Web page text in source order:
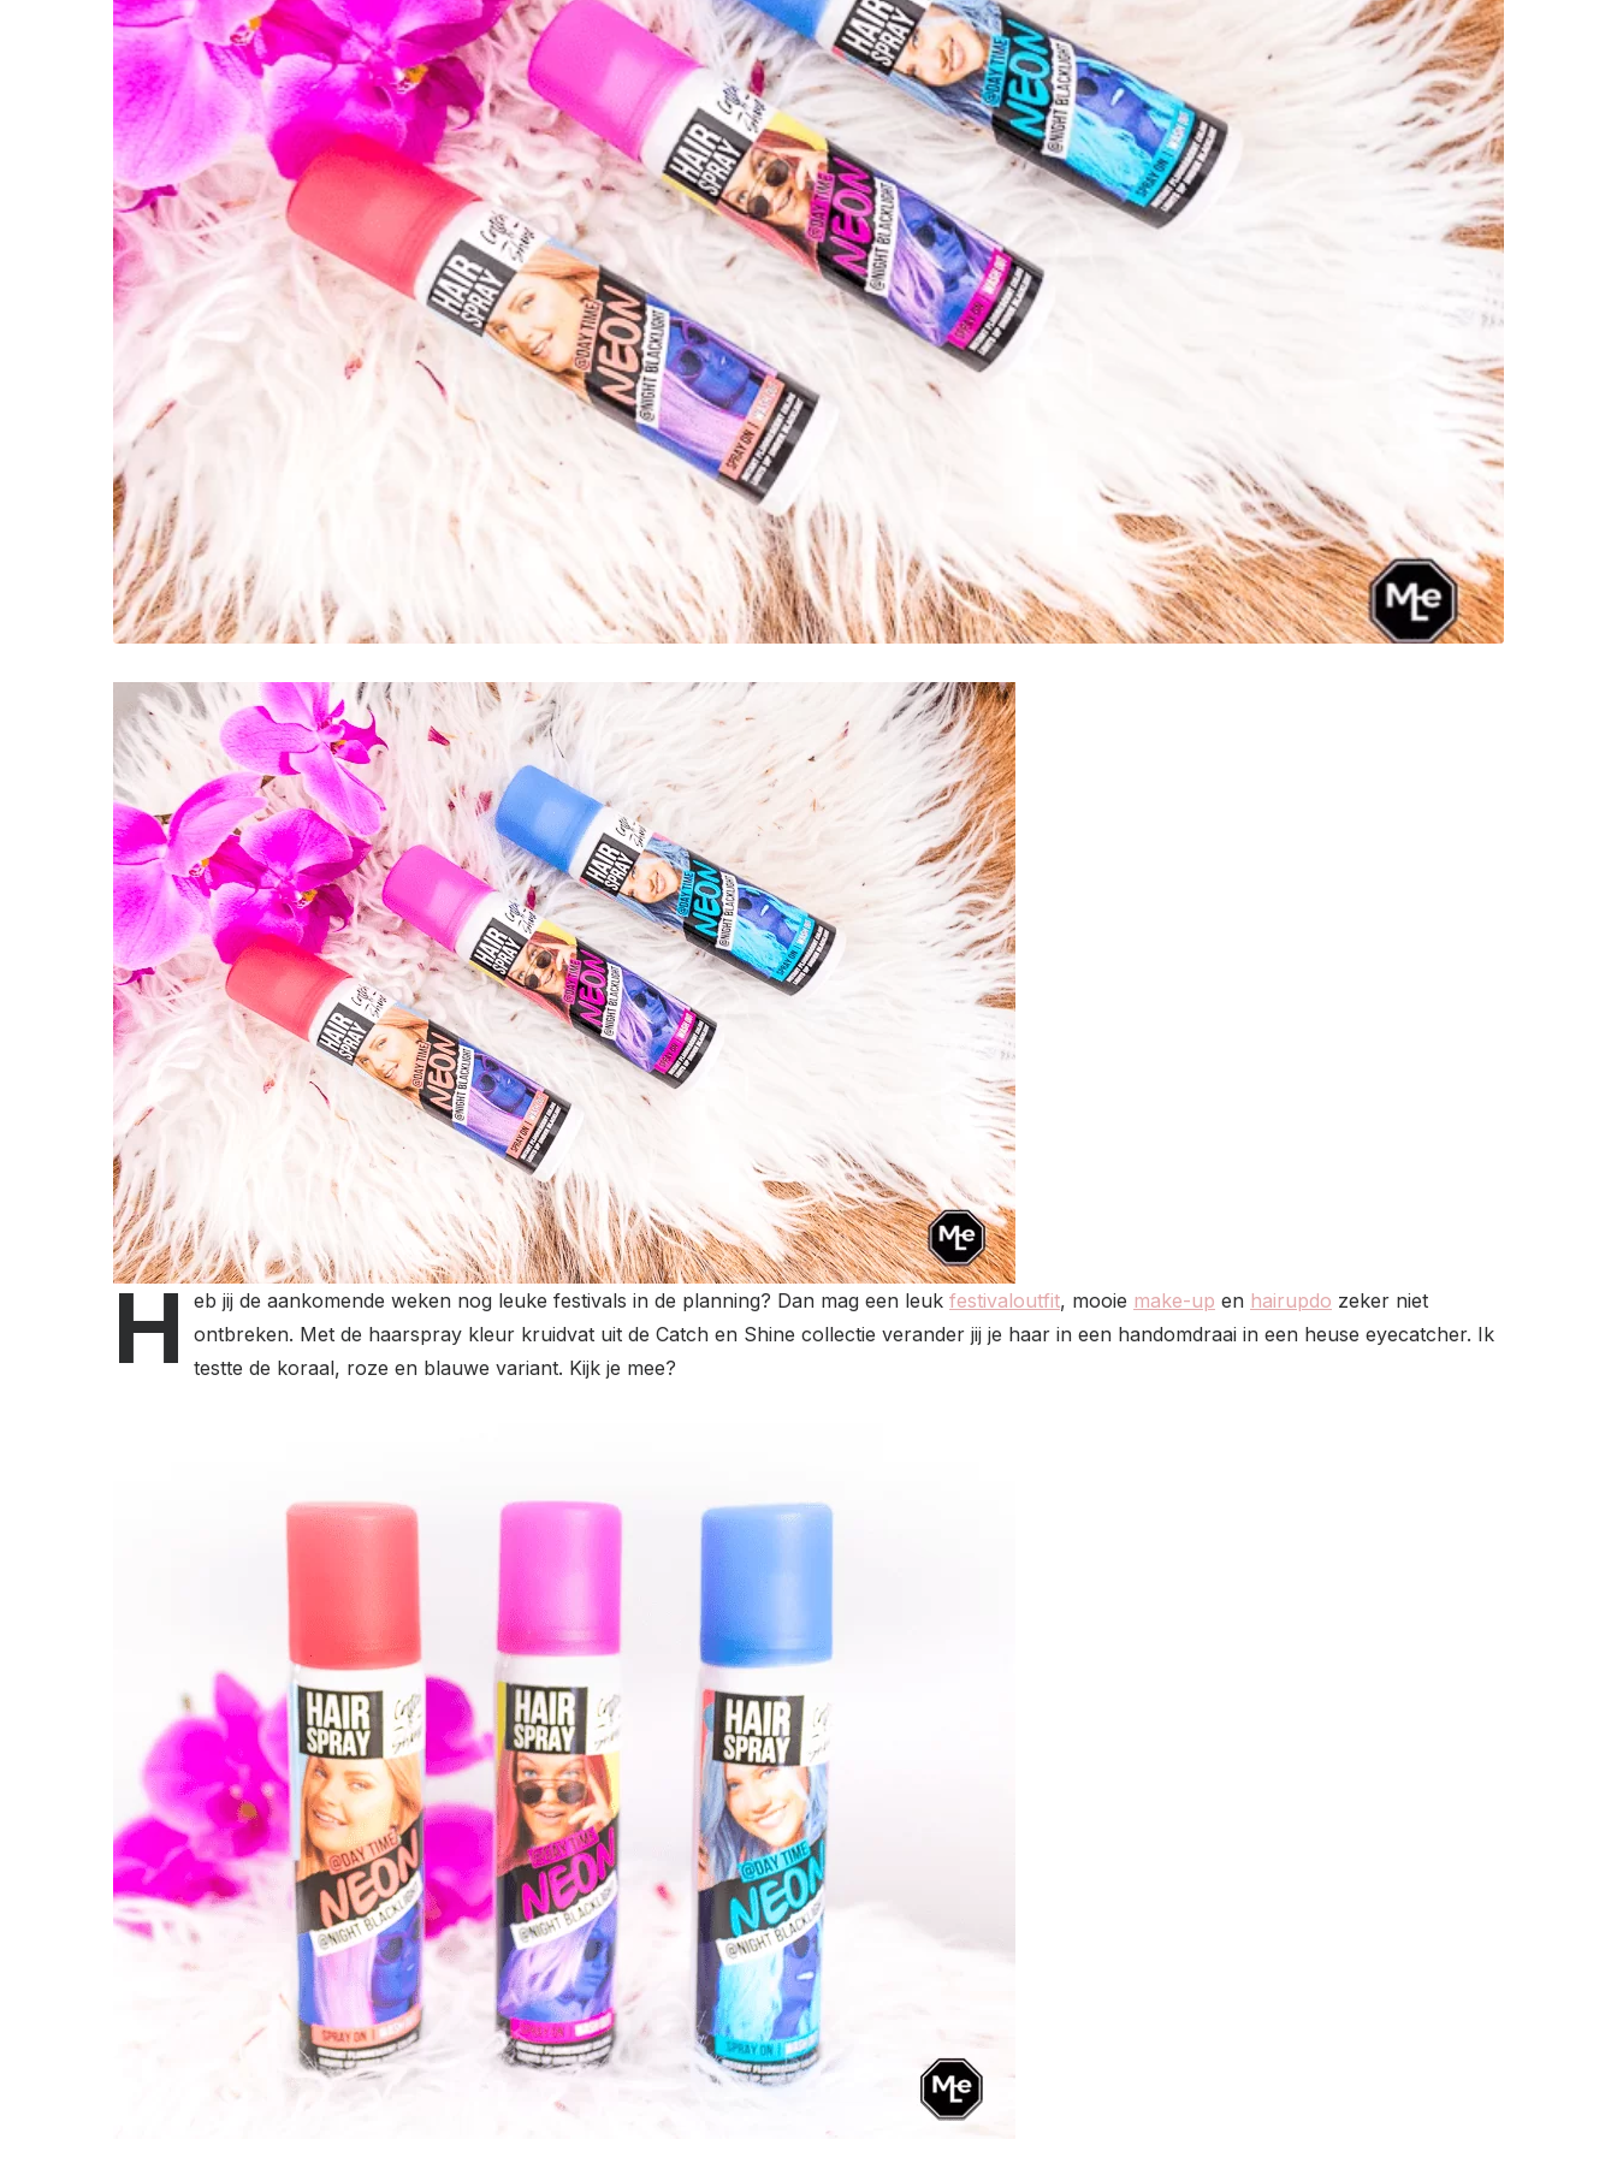
H eb jij de aankomende weken nog leuke festivals in de planning? Dan mag een leuk festivaloutfit, mooie make-up en hairupdo zeker niet
ontbreken. Met de haarspray kleur kruidvat uit de Catch en Shine collectie verander jij je haar in een handomdraai in een heuse eyecatcher. Ik
testte de koraal, roze en blauwe variant. Kijk je mee?